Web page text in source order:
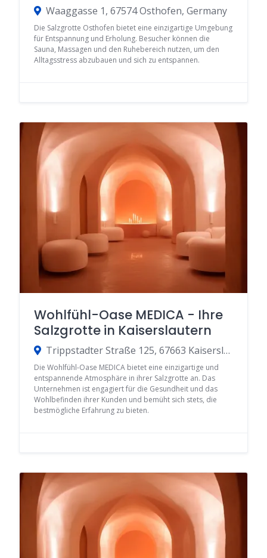
Waaggasse 1, 67574 Osthofen, Germany
Die Salzgrotte Osthofen bietet eine einzigartige Umgebung
für Entspannung und Erholung. Besucher können die
Sauna, Massagen und den Ruhebereich nutzen, um den
Alltagsstress abzubauen und sich zu entspannen.
Wohlfühl-Oase MEDICA - Ihre
Salzgrotte in Kaiserslautern
Trippstadter Straße 125, 67663 Kaiserslautern, Germany
Die Wohlfühl-Oase MEDICA bietet eine einzigartige und
entspannende Atmosphäre in ihrer Salzgrotte an. Das
Unternehmen ist engagiert für die Gesundheit und das
Wohlbefinden ihrer Kunden und bemüht sich stets, die
bestmögliche Erfahrung zu bieten.